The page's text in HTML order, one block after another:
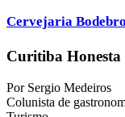
Cervejaria
Curitiba Honesta
Por Sergio Medeiros
Colunista de